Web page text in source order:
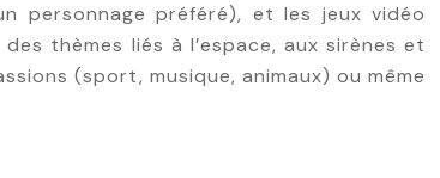
personnage préféré), et les jeux vidéo
thèmes liés à l’espace, aux sirènes et
(sport, musique, animaux) ou même